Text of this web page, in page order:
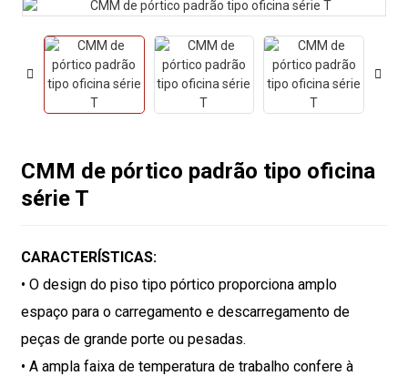
CMM de pórtico padrão tipo oficina
série T
CARACTERÍSTICAS:
• O design do piso tipo pórtico proporciona amplo
espaço para o carregamento e descarregamento de
peças de grande porte ou pesadas.
• A ampla faixa de temperatura de trabalho confere à